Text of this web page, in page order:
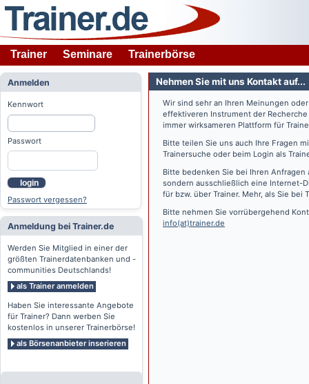
Trainer Seminare Trainerbörse
Anmelden
Kennwort
Passwort
login
Passwort vergessen?
Anmeldung bei Trainer.de
Werden Sie Mitglied in einer der
größten Trainerdatenbanken und -
communities Deutschlands!
als Trainer anmelden
Haben Sie interessante Angebote
für Trainer? Dann werben Sie
kostenlos in unserer Trainerbörse!
als Börsenanbieter inserieren
Nehmen Sie mit uns Kontakt auf...
Wir sind sehr an Ihren Meinungen
effektiveren Instrument der
immer wirksameren Plattform für
Bitte teilen Sie uns auch Ihre Fragen
Trainersuche oder beim Login als
Bitte bedenken Sie bei Ihren
sondern ausschließlich eine Internet-
für bzw. über Trainer. Mehr, als Sie bei
Bitte nehmen Sie vorrübergehend
info(at)trainer.de